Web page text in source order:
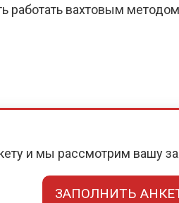
работать вахтовым
и мы рассмотрим вашу
ЗАПОЛНИТЬ